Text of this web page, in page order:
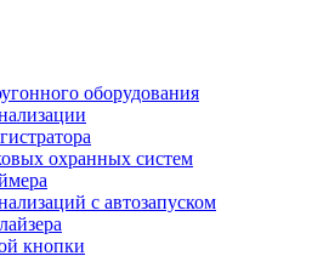
оборудования
охранных систем
с автозапуском
кнопки